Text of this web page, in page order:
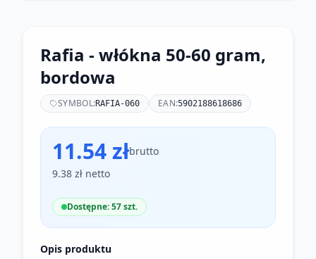
Rafia - włókna 50-60 gram,
bordowa
SYMBOL:RAFIA-060 EAN:5902188618686
11.54 złbrutto
9.38 zł netto
Dostępne: 57 szt.
Opis produktu